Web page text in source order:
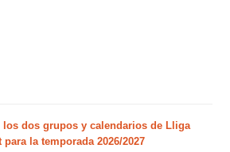
los dos grupos y calendarios de Lliga
la temporada 2026/2027